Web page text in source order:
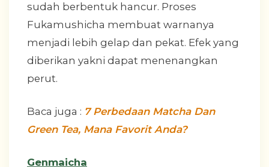
sudah berbentuk hancur. Proses
Fukamushicha membuat warnanya
menjadi lebih gelap dan pekat. Efek yang
diberikan yakni dapat menenangkan
perut.
Baca juga : 7 Perbedaan Matcha Dan
Green Tea, Mana Favorit Anda?
Genmaicha